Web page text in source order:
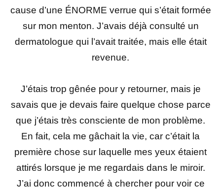
cause d’une ÉNORME verrue qui s’était formée
sur mon menton. J’avais déjà consulté un
dermatologue qui l’avait traitée, mais elle était
revenue.
J’étais trop gênée pour y retourner, mais je
savais que je devais faire quelque chose parce
que j’étais très consciente de mon problème.
En fait, cela me gâchait la vie, car c’était la
première chose sur laquelle mes yeux étaient
attirés lorsque je me regardais dans le miroir.
J’ai donc commencé à chercher pour voir ce